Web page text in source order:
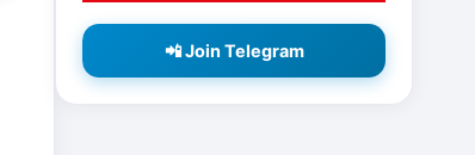
📲 Join Telegram